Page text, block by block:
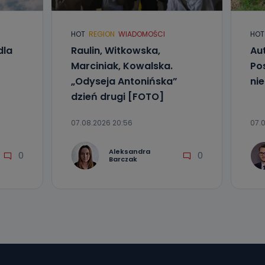
od
żądania
0
HOT REGION WIADOMOŚCI
Raulin, Witkowska,
Marciniak, Kowalska.
„Odyseja Antonińska”
dzień drugi [FOTO]
07.08.2026 20:56
Aleksandra
Barczak
0
HOT